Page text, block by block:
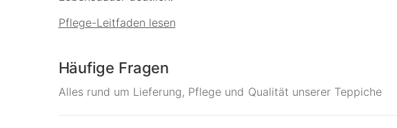
Pflege-Leitfaden lesen
Häufige Fragen
Alles rund um Lieferung, Pflege und Qualität unserer Teppiche